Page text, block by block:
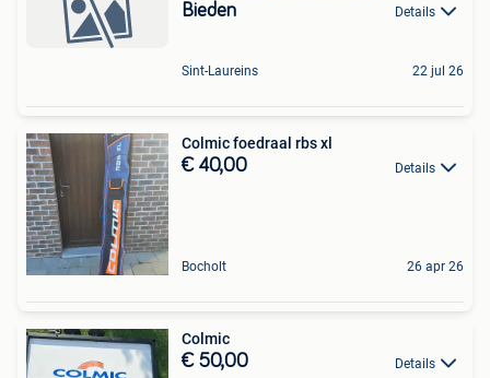
Bieden Details
Sint-Laureins 22 jul 26
Colmic foedraal rbs xl
€ 40,00 Details
Bocholt 26 apr 26
Colmic
€ 50,00 Details